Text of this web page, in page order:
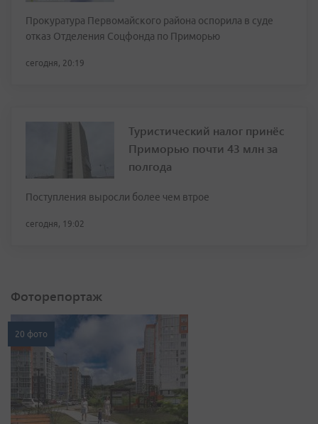
Прокуратура Первомайского района оспорила в суде
отказ Отделения Соцфонда по Приморью
сегодня, 20:19
Туристический налог принёс
Приморью почти 43 млн за
полгода
Поступления выросли более чем втрое
сегодня, 19:02
Фоторепортаж
20 фото